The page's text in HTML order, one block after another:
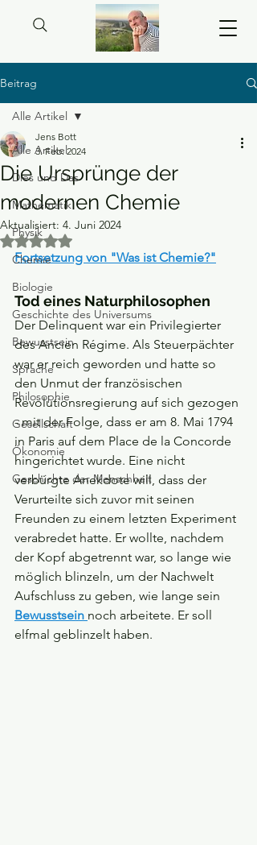
Beitrag
Alle Artikel
Dies und Das
Mathematik
Physik
Chemie
Biologie
Geschichte des Universums
Bewusstsein
Sprache
Philosophie
Gesellschaft
Ökonomie
Geschichte der Menschheit
Alle Artikel
Die Ursprünge der
modernen Chemie
Jens Bott
3. Feb. 2024
Aktualisiert: 4. Juni 2024
Mit NaN von 5 Sternen bewertet.
Fortsetzung von "Was ist Chemie?"
Tod eines Naturphilosophen
Der Delinquent war ein Privilegierter
des Ancien Régime. Als Steuerpächter
war er reich geworden und hatte so
den Unmut der französischen
Revolutionsregierung auf sich gezogen
- mit der Folge, dass er am 8. Mai 1794
in Paris auf dem Place de la Concorde
hingerichtet wurde. Eine nicht
verbürgte Anekdote will, dass der
Verurteilte sich zuvor mit seinen
Freunden zu einem letzten Experiment
verabredet hatte. Er wollte, nachdem
der Kopf abgetrennt war, so lange wie
möglich blinzeln, um der Nachwelt
Aufschluss zu geben, wie lange sein
Bewusstsein noch arbeitete. Er soll
elfmal geblinzelt haben.